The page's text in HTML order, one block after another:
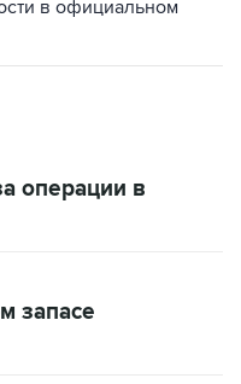
в официальном
операции в
запасе